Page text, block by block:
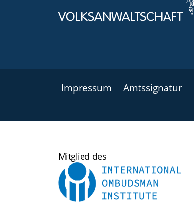
Impressum Amtssignatur
Mitglied des
International
Ombudsman
Institute